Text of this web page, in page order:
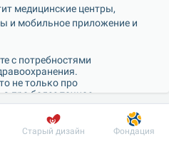
медицинские центры,
и мобильное приложение и
с потребностями
не только про
про более точное
медицина должна
и одновременно
Нам важно, чтобы в
человек
Пациенту
Старый дизайн Фондация